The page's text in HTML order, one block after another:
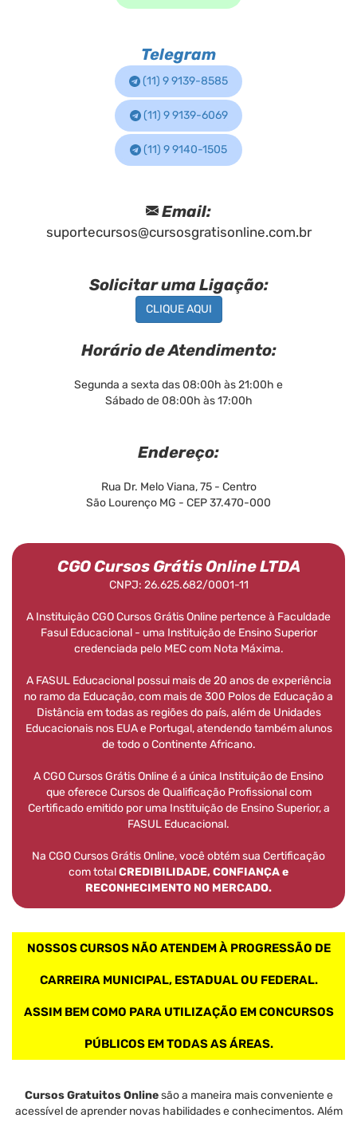
Telegram
(11) 9 9139-8585
(11) 9 9139-6069
(11) 9 9140-1505
Email:
suportecursos@cursosgratisonline.com.br
Solicitar uma Ligação:
CLIQUE AQUI
Horário de Atendimento:
Segunda a sexta das 08:00h às 21:00h e
Sábado de 08:00h às 17:00h
Endereço:
Rua Dr. Melo Viana, 75 - Centro
São Lourenço MG - CEP 37.470-000
CGO Cursos Grátis Online LTDA
CNPJ: 26.625.682/0001-11
A Instituição CGO Cursos Grátis Online pertence à Faculdade
Fasul Educacional - uma Instituição de Ensino Superior
credenciada pelo MEC com Nota Máxima.
A FASUL Educacional possui mais de 20 anos de experiência
no ramo da Educação, com mais de 300 Polos de Educação a
Distância em todas as regiões do país, além de Unidades
Educacionais nos EUA e Portugal, atendendo também alunos
de todo o Continente Africano.
A CGO Cursos Grátis Online é a única Instituição de Ensino
que oferece Cursos de Qualificação Profissional com
Certificado emitido por uma Instituição de Ensino Superior, a
FASUL Educacional.
Na CGO Cursos Grátis Online, você obtém sua Certificação
com totalCREDIBILIDADE, CONFIANÇA e
RECONHECIMENTO NO MERCADO.
NOSSOS CURSOS NÃO ATENDEM À PROGRESSÃO DE
CARREIRA MUNICIPAL, ESTADUAL OU FEDERAL.
ASSIM BEM COMO PARA UTILIZAÇÃO EM CONCURSOS
PÚBLICOS EM TODAS AS ÁREAS.
Cursos Gratuitos Onlinesão a maneira mais conveniente e
acessível de aprender novas habilidades e conhecimentos. Além